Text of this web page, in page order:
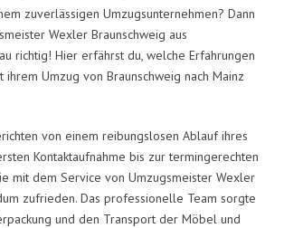
zuverlässigen Umzugsunternehmen? Dann
Wexler Braunschweig aus
richtig! Hier erfährst du, welche Erfahrungen
ihrem Umzug von Braunschweig nach Mainz
von einem reibungslosen Ablauf ihres
Kontaktaufnahme bis zur termingerechten
mit dem Service von Umzugsmeister Wexler
zufrieden. Das professionelle Team sorgte
und den Transport der Möbel und